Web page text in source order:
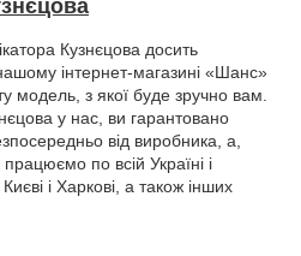
Кузнєцова досить
інтернет-магазині «Шанс»
модель, з якої буде зручно вам.
у нас, ви гарантовано
від виробника, а,
по всій Україні і
і Харкові, а також інших